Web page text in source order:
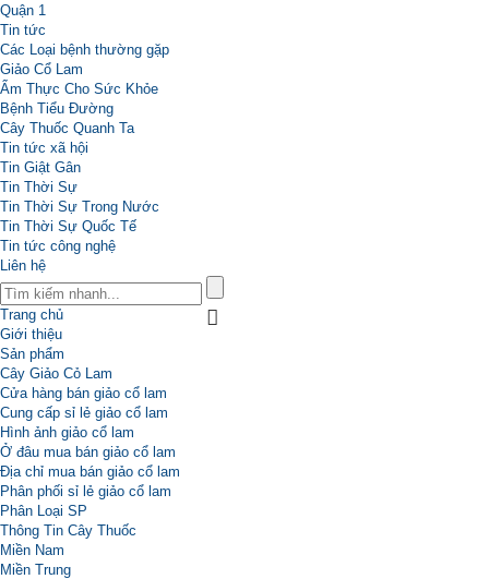
Quận 1
Tin tức
Các Loại bệnh thường gặp
Giảo Cổ Lam
Ẩm Thực Cho Sức Khỏe
Bệnh Tiểu Đường
Cây Thuốc Quanh Ta
Tin tức xã hội
Tin Giật Gân
Tin Thời Sự
Tin Thời Sự Trong Nước
Tin Thời Sự Quốc Tế
Tin tức công nghệ
Liên hệ
Trang chủ
Giới thiệu
Sản phẩm
Cây Giảo Cỏ Lam
Cửa hàng bán giảo cổ lam
Cung cấp sỉ lẻ giảo cổ lam
Hình ảnh giảo cổ lam
Ở đâu mua bán giảo cổ lam
Địa chỉ mua bán giảo cổ lam
Phân phối sỉ lẻ giảo cổ lam
Phân Loại SP
Thông Tin Cây Thuốc
Miền Nam
Miền Trung